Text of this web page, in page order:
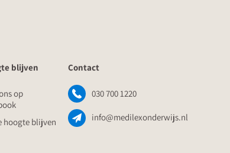
blijven
op
hoogte blijven
Contact
030 700 1220
info@medilexonderwijs.nl